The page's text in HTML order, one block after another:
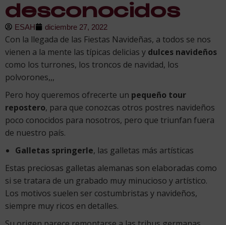
desconocidos
ESAH diciembre 27, 2022
Con la llegada de las Fiestas Navideñas, a todos se nos
vienen a la mente las típicas delicias y dulces navideños
como los turrones, los troncos de navidad, los
polvorones,,,
Pero hoy queremos ofrecerte un pequeño tour
repostero, para que conozcas otros postres navideños
poco conocidos para nosotros, pero que triunfan fuera
de nuestro país.
Galletas springerle, las galletas más artísticas
Estas preciosas galletas alemanas son elaboradas como
si se tratara de un grabado muy minucioso y artístico.
Los motivos suelen ser costumbristas y navideños,
siempre muy ricos en detalles.